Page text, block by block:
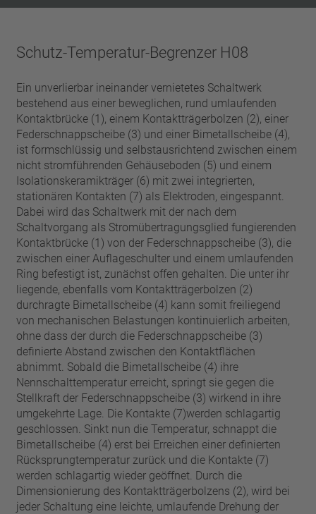
Schutz-Temperatur-Begrenzer H08
Ein unverlierbar ineinander vernietetes Schaltwerk
bestehend aus einer beweglichen, rund umlaufenden
Kontaktbrücke (1), einem Kontaktträgerbolzen (2), einer
Federschnappscheibe (3) und einer Bimetallscheibe (4),
ist formschlüssig und selbstausrichtend zwischen einem
nicht stromführenden Gehäuseboden (5) und einem
Isolationskeramikträger (6) mit zwei integrierten,
stationären Kontakten (7) als Elektroden, eingespannt.
Dabei wird das Schaltwerk mit der nach dem
Schaltvorgang als Stromübertragungsglied fungierenden
Kontaktbrücke (1) von der Federschnappscheibe (3), die
zwischen einer Auflageschulter und einem umlaufenden
Ring befestigt ist, zunächst offen gehalten. Die unter ihr
liegende, ebenfalls vom Kontaktträgerbolzen (2)
durchragte Bimetallscheibe (4) kann somit freiliegend
von mechanischen Belastungen kontinuierlich arbeiten,
ohne dass der durch die Federschnappscheibe (3)
definierte Abstand zwischen den Kontaktflächen
abnimmt. Sobald die Bimetallscheibe (4) ihre
Nennschalttemperatur erreicht, springt sie gegen die
Stellkraft der Federschnappscheibe (3) wirkend in ihre
umgekehrte Lage. Die Kontakte (7)werden schlagartig
geschlossen. Sinkt nun die Temperatur, schnappt die
Bimetallscheibe (4) erst bei Erreichen einer definierten
Rücksprungtemperatur zurück und die Kontakte (7)
werden schlagartig wieder geöffnet. Durch die
Dimensionierung des Kontaktträgerbolzens (2), wird bei
jeder Schaltung eine leichte, umlaufende Drehung der